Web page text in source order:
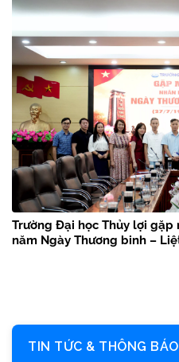
Trường Đại học Thủy lợi gặp
năm Ngày Thương binh –
TIN TỨC & THÔNG BÁO